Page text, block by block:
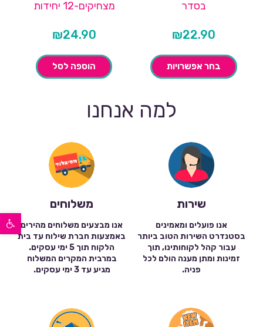
פתח סרגל נגישות
בסדר
₪22.90
בחר אפשרויות
מצחיקים-12 יחידות
₪24.90
הוספה לסל
למה אנחנו
שירות
אנו פועלים ומאמינים
בסטנדרט השירות הטוב ביותר
עבור קהל לקוחותינו, תוך
זמינות ומתן מענה הולם לכל
פניה.
משלוחים
אנו מבצעים משלוחים מהירים
באמצעות חברת שילוח עד בית
הלקוח תוך 5 ימי עסקים.
במרבית המקרים המשלוח
מגיע עד 3 ימי עסקים.